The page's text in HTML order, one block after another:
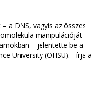
a DNS, vagyis az összes
manipulációját –
– jelentette be a
University (OHSU). - írja a